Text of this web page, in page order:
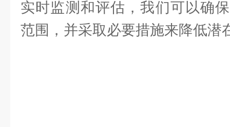
实时监测和评估，我们可以确
范围，并采取必要措施来降低潜